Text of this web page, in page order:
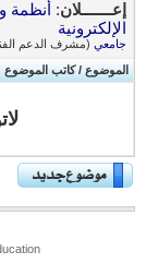
إعـــــــلان:أنظمة
الإلكترونية
جامعي(مشرف الدعم الفني
الموضوع/كاتب الموضوع